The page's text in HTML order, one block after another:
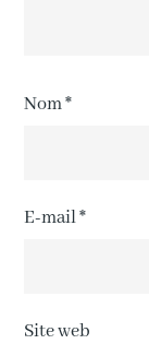
Nom*
E-mail*
Site web